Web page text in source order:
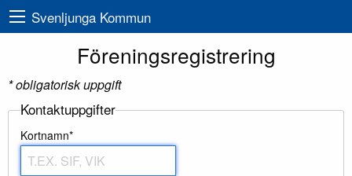
Svenljunga Kommun
Föreningsregistrering
* obligatorisk uppgift
Kontaktuppgifter
Kortnamn*